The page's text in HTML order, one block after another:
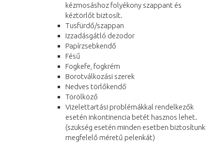
kézmosáshoz folyékony szappant és
kéztörlőt biztosít.
Tusfürdő/szappan
Izzadásgátló dezodor
Papírzsebkendő
Fésű
Fogkefe, fogkrém
Borotválkozási szerek
Nedves törlőkendő
Törölköző
Vizelettartási problémákkal rendelkezők
esetén inkontinencia betét hasznos lehet.
(szükség esetén minden esetben biztosítunk
megfelelő méretű pelenkát)